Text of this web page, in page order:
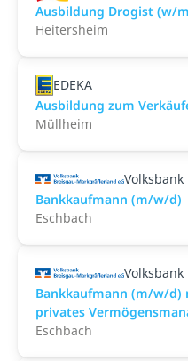
Ausbildung Drogist (w/
Heitersheim
EDEKA
Ausbildung zum
Müllheim
Bankkaufmann (m/w/d)
Eschbach
Bankkaufmann (m/w/
privates
Eschbach